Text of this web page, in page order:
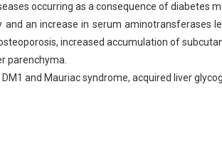
occurring as a consequence of diabetes
an increase in serum aminotransferases
increased accumulation of
parenchyma.
and Mauriac syndrome, acquired liver